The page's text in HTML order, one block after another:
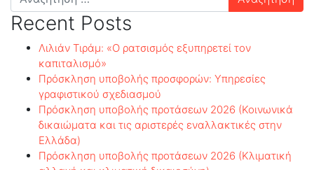
για:
Recent Posts
Λιλιάν Τιράμ: «Ο ρατσισμός εξυπηρετεί τον
καπιταλισμό»
Πρόσκληση υποβολής προσφορών: Υπηρεσίες
γραφιστικού σχεδιασμού
Πρόσκληση υποβολής προτάσεων 2026 (Κοινωνικά
δικαιώματα και τις αριστερές εναλλακτικές στην
Ελλάδα)
Πρόσκληση υποβολής προτάσεων 2026 (Κλιματική